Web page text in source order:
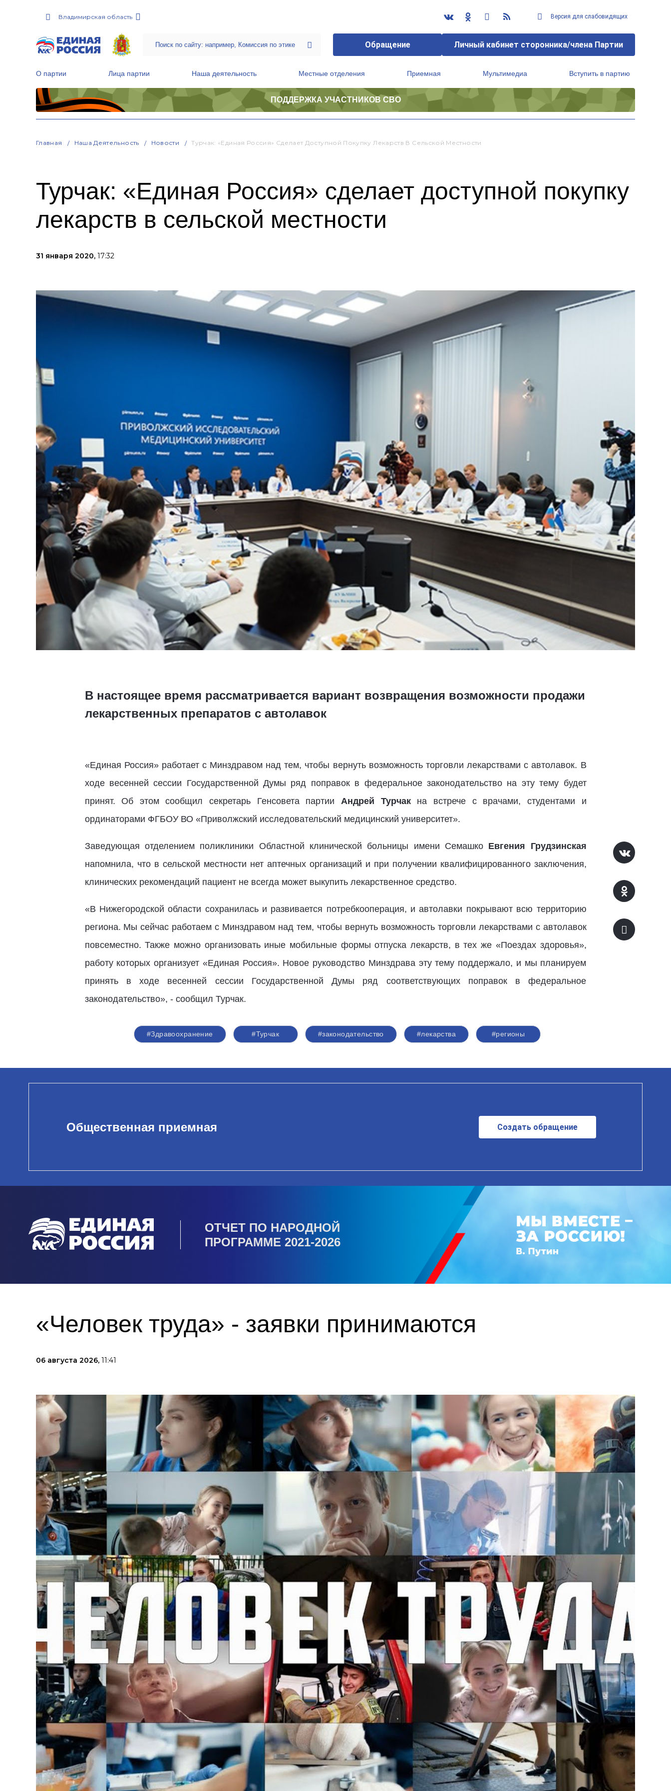
Владимирская область Версия для слабовидящих
Обращение Личный кабинет сторонника/члена Партии
О партии Лица партии Наша деятельность Местные отделения Приемная Мультимедиа Вступить в партию
ПОДДЕРЖКА УЧАСТНИКОВ СВО
Главная Наша Деятельность Новости Турчак: «Единая Россия» Сделает Доступной Покупку Лекарств В Сельской Местности
Турчак: «Единая Россия» сделает доступной покупку
лекарств в сельской местности
31 января 2020, 17:32
В настоящее время рассматривается вариант возвращения возможности продажи
лекарственных препаратов с автолавок
«Единая Россия» работает с Минздравом над тем, чтобы вернуть возможность торговли лекарствами с автолавок. В
ходе весенней сессии Государственной Думы ряд поправок в федеральное законодательство на эту тему будет
принят. Об этом сообщил секретарь Генсовета партии Андрей Турчак на встрече с врачами, студентами и
ординаторами ФГБОУ ВО «Приволжский исследовательский медицинский университет».
Заведующая отделением поликлиники Областной клинической больницы имени Семашко Евгения Грудзинская
напомнила, что в сельской местности нет аптечных организаций и при получении квалифицированного заключения,
клинических рекомендаций пациент не всегда может выкупить лекарственное средство.
«В Нижегородской области сохранилась и развивается потребкооперация, и автолавки покрывают всю территорию
региона. Мы сейчас работаем с Минздравом над тем, чтобы вернуть возможность торговли лекарствами с автолавок
повсеместно. Также можно организовать иные мобильные формы отпуска лекарств, в тех же «Поездах здоровья»,
работу которых организует «Единая Россия». Новое руководство Минздрава эту тему поддержало, и мы планируем
принять в ходе весенней сессии Государственной Думы ряд соответствующих поправок в федеральное
законодательство», - сообщил Турчак.
#Здравоохранение #Турчак #законодательство #лекарства #регионы
Общественная приемная Создать обращение
ОТЧЕТ ПО НАРОДНОЙ
ПРОГРАММЕ 2021-2026
«Человек труда» - заявки принимаются
06 августа 2026, 11:41